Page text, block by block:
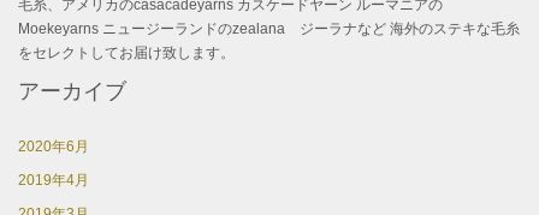
毛糸、アメリカのcasacadeyarns カスケードヤーン ルーマニアの
Moekeyarns ニュージーランドのzealana ジーラナなど 海外のステキな毛糸
をセレクトしてお届け致します。
アーカイブ
2020年6月
2019年4月